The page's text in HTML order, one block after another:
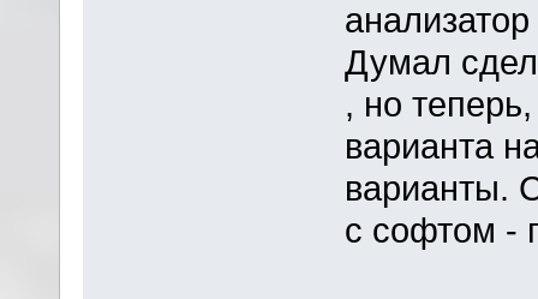
Думал
, но
варианта
варианты.
с софтом -